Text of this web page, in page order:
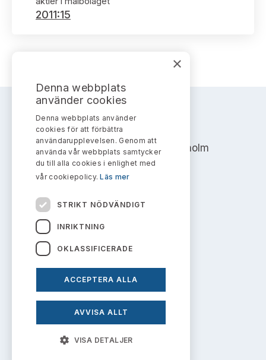
Arbetssätt och jävsfrågor
Ledamöter
Huvudmän
Verksamhetsberättelser
Publikationer och anföranden
Uttalanden sorterade efter publiceringsdatum
Uttalanden sorterade ämnesvis
Sök uttalanden
Avgifter
Prenumerera
handelsplattformar
Bildarkiv
Kontakt angående ansökningar och uttalanden
Kontakt administrativa ärenden
2011:15
AKTIEMARKNADSNÄMNDEN
Address: Box 7354, 103 90 Stockholm
info@aktiemarknadsnamnden.se
Om innehållet
Om webbplatsen
Prenumerera på uttalanden
×
Denna webbplats
använder cookies
Denna webbplats använder
cookies för att förbättra
användarupplevelsen. Genom att
använda vår webbplats samtycker
du till alla cookies i enlighet med
vår cookiepolicy.Läs mer
STRIKT NÖDVÄNDIGT
INRIKTNING
OKLASSIFICERADE
ACCEPTERA ALLA
AVVISA ALLT
VISA DETALJER